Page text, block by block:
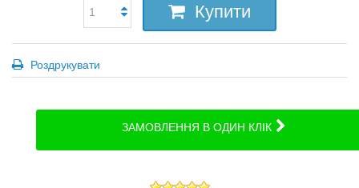
Купити
Роздрукувати
ЗАМОВЛЕННЯ В ОДИН КЛІК